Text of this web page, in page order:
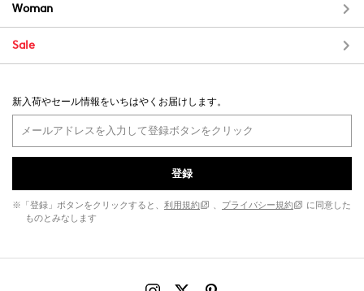
Woman
Sale
新入荷やセール情報をいちはやくお届けします。
登録
※「登録」ボタンをクリックすると、 利用規約 、 プライバシー規約
に同意した
ものとみなします